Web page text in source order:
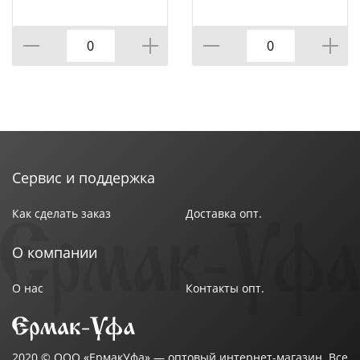
Страна изготовитель: Китай
Сервис и поддержка
Как сделать заказ Доставка опт.
О компании
О нас Контакты опт.